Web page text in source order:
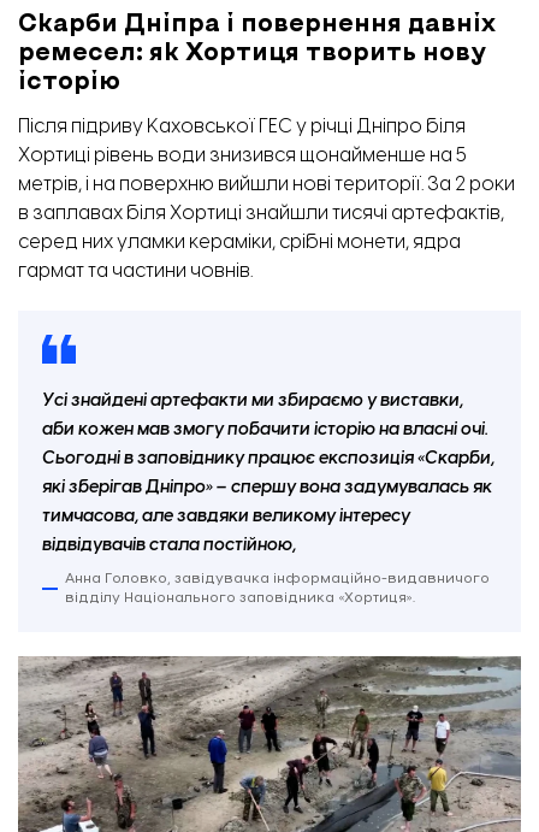
Скарби Дніпра і повернення давніх
ремесел: як Хортиця творить нову
історію
Після підриву Каховської ГЕС у річці Дніпро біля
Хортиці рівень води знизився щонайменше на 5
метрів, і на поверхню вийшли нові території. За 2 роки
в заплавах біля Хортиці знайшли тисячі артефактів,
серед них уламки кераміки, срібні монети, ядра
гармат та частини човнів.
Усі знайдені артефакти ми збираємо у виставки,
аби кожен мав змогу побачити історію на власні очі.
Сьогодні в заповіднику працює експозиція «Скарби,
які зберігав Дніпро» – спершу вона задумувалась як
тимчасова, але завдяки великому інтересу
відвідувачів стала постійною,
Анна Головко, завідувачка інформаційно-видавничого
відділу Національного заповідника «Хортиця».